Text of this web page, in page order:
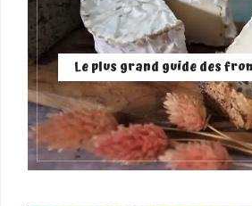
Le plus grand guide des